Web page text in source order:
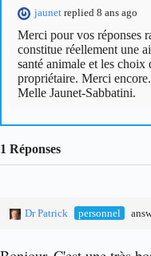
jaunet replied 8 ans ago
Merci pour vos réponses
constitue réellement une
santé animale et les choix
propriétaire. Merci encore.
Melle Jaunet-Sabbatini.
1 Réponses
Dr Patrick personnel